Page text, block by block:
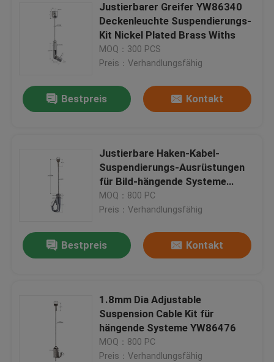
Justierbarer Greifer YW86340
Deckenleuchte Suspendierungs-
Kit Nickel Plated Brass Withs
MOQ：300 PCS
Preis：Verhandlungsfähig
Bestpreis Kontakt
Justierbare Haken-Kabel-
Suspendierungs-Ausrüstungen
für Bild-hängende Systeme
YW86477
MOQ：800 PC
Preis：Verhandlungsfähig
Bestpreis Kontakt
1.8mm Dia Adjustable
Suspension Cable Kit für
hängende Systeme YW86476
MOQ：800 PC
Preis：Verhandlungsfähig